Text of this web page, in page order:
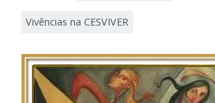
Vivências na CESVIVER